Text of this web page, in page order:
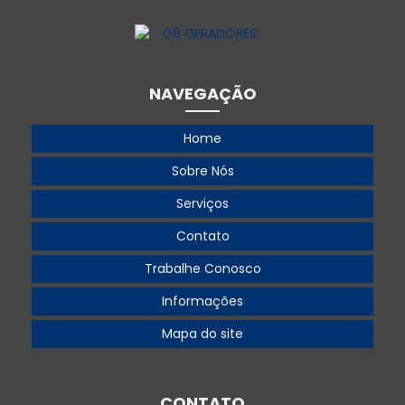
Gerador 220v trifásico
Gerador 360 kva
Gerador 360 kva preço
Gerador 500
Gerador 500 kva
Gerador 500 kva aluguel
NAVEGAÇÃO
Home
Sobre Nós
Serviços
Contato
Trabalhe Conosco
Informações
Mapa do site